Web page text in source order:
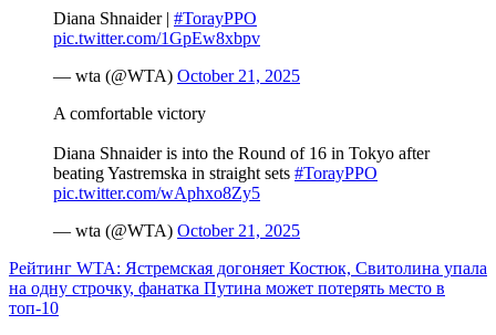
Diana Shnaider | #TorayPPO
pic.twitter.com/1GpEw8xbpv
— wta (@WTA) October 21, 2025
A comfortable victory
Diana Shnaider is into the Round of 16 in Tokyo after
beating Yastremska in straight sets #TorayPPO
pic.twitter.com/wAphxo8Zy5
— wta (@WTA) October 21, 2025
Рейтинг WTA: Ястремская догоняет Костюк, Свитолина упала
на одну строчку, фанатка Путина может потерять место в
топ-10